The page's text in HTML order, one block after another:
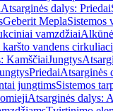
Atsarginės dalys: Priedai
Geberit MeplaSistemos
vamzdžiai
vandens
KamščiaiJungtys
PriedaiAtsarginės
jungtimsSistemos
Atsarginės dalys: